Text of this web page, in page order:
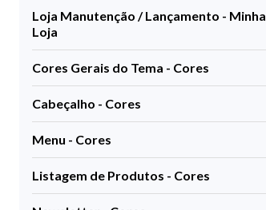
Loja Manutenção / Lançamento - Minha
Loja
Cores Gerais do Tema - Cores
Cabeçalho - Cores
Menu - Cores
Listagem de Produtos - Cores